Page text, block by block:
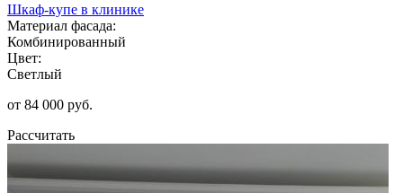
Шкаф-купе в клинике
Материал фасада:
Комбинированный
Цвет:
Светлый
от 84 000 руб.
Рассчитать